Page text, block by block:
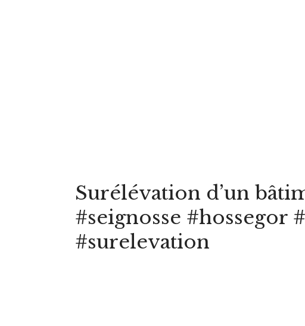
Surélévation d’un
#seignosse
#surelevation